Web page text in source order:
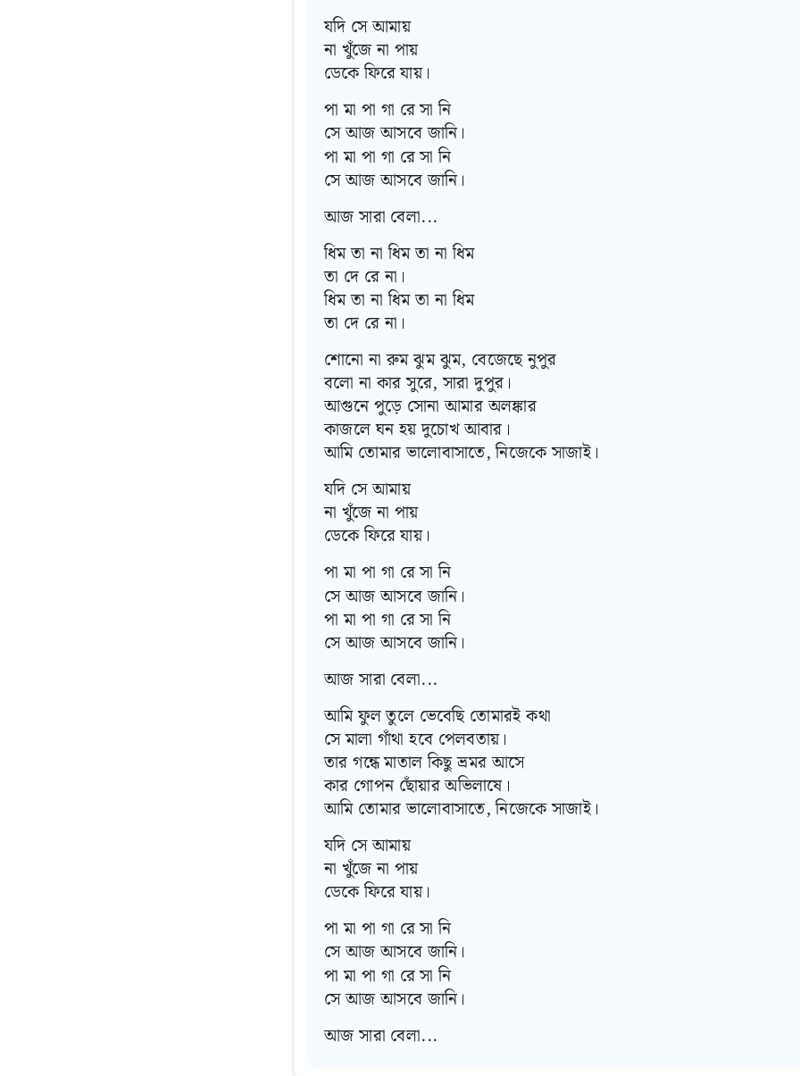
যদি সে আমায়
না খুঁজে না পায়
ডেকে ফিরে যায়।
পা মা পা গা রে সা নি
সে আজ আসবে জানি।
পা মা পা গা রে সা নি
সে আজ আসবে জানি।
আজ সারা বেলা...
ধিম তা না ধিম তা না ধিম
তা দে রে না।
ধিম তা না ধিম তা না ধিম
তা দে রে না।
শোনো না রুম ঝুম ঝুম, বেজেছে নুপুর
বলো না কার সুরে, সারা দুপুর।
আগুনে পুড়ে সোনা আমার অলঙ্কার
কাজলে ঘন হয় দুচোখ আবার।
আমি তোমার ভালোবাসাতে, নিজেকে সাজাই।
যদি সে আমায়
না খুঁজে না পায়
ডেকে ফিরে যায়।
পা মা পা গা রে সা নি
সে আজ আসবে জানি।
পা মা পা গা রে সা নি
সে আজ আসবে জানি।
আজ সারা বেলা...
আমি ফুল তুলে ভেবেছি তোমারই কথা
সে মালা গাঁথা হবে পেলবতায়।
তার গন্ধে মাতাল কিছু ভ্রমর আসে
কার গোপন ছোঁয়ার অভিলাষে।
আমি তোমার ভালোবাসাতে, নিজেকে সাজাই।
যদি সে আমায়
না খুঁজে না পায়
ডেকে ফিরে যায়।
পা মা পা গা রে সা নি
সে আজ আসবে জানি।
পা মা পা গা রে সা নি
সে আজ আসবে জানি।
আজ সারা বেলা...